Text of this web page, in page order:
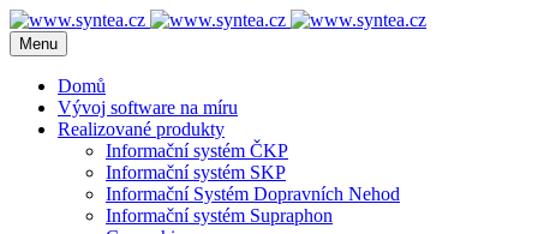
Menu
Domů
Vývoj software na míru
Realizované produkty
Informační systém ČKP
Informační systém SKP
Informační Systém Dopravních Nehod
Informační systém Supraphon